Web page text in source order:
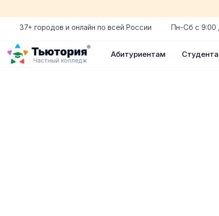
37+ городов и онлайн по всей России Пн-Сб с 9:00
Абитуриентам